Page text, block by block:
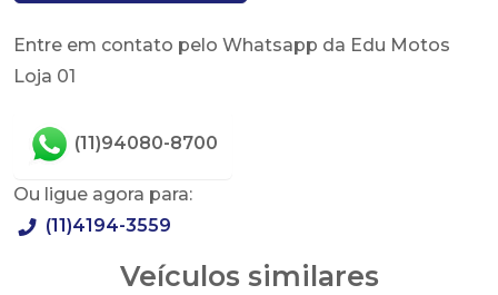
Entre em contato pelo Whatsapp da Edu Motos
Loja 01
(11)94080-8700
Ou ligue agora para:
(11)4194-3559
Veículos similares